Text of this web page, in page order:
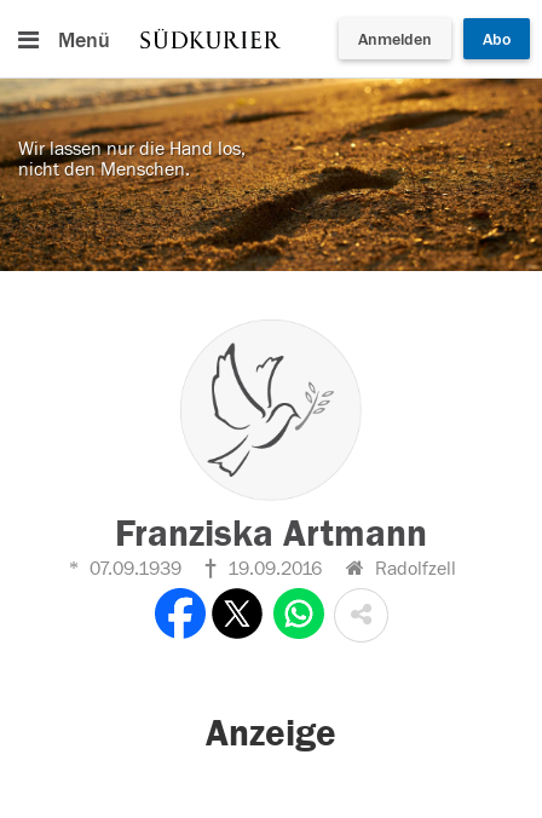
Menü Anmelden Abo
Wir lassen nur die Hand los,
nicht den Menschen.
Franziska Artmann
07.09.1939 19.09.2016 Radolfzell
Anzeige